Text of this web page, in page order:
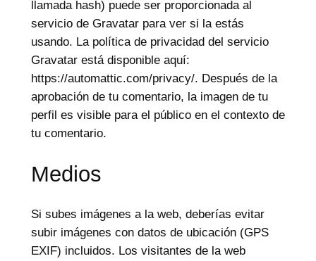
llamada hash) puede ser proporcionada al
servicio de Gravatar para ver si la estás
usando. La política de privacidad del servicio
Gravatar está disponible aquí:
https://automattic.com/privacy/. Después de la
aprobación de tu comentario, la imagen de tu
perfil es visible para el público en el contexto de
tu comentario.
Medios
Si subes imágenes a la web, deberías evitar
subir imágenes con datos de ubicación (GPS
EXIF) incluidos. Los visitantes de la web